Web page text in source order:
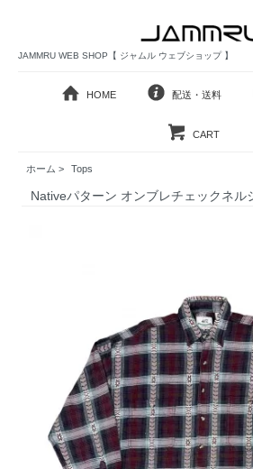
JAMMRU WEB SHOP【 ジャムル ウェブショップ 】
HOME 配送・送料
CART
ホーム > Tops
Nativeパターン オンブレチェックネル